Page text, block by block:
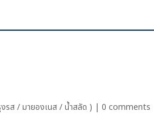
รส / มายองเนส / น้ำสลัด ) |0 comments